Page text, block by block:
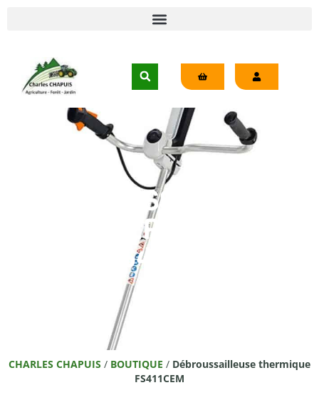
DÉBROUSSAILLEUSE
THERMIQUE
FS411CEM
CHARLES CHAPUIS / BOUTIQUE / Débroussailleuse thermique
FS411CEM